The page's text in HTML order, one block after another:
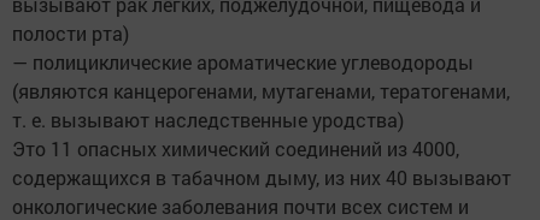
полости рта)
— полициклические ароматические углеводороды
(являются канцерогенами, мутагенами, тератогенами,
т. е. вызывают наследственные уродства)
Это 11 опасных химический соединений из 4000,
содержащихся в табачном дыму, из них 40 вызывают
онкологические заболевания почти всех систем и